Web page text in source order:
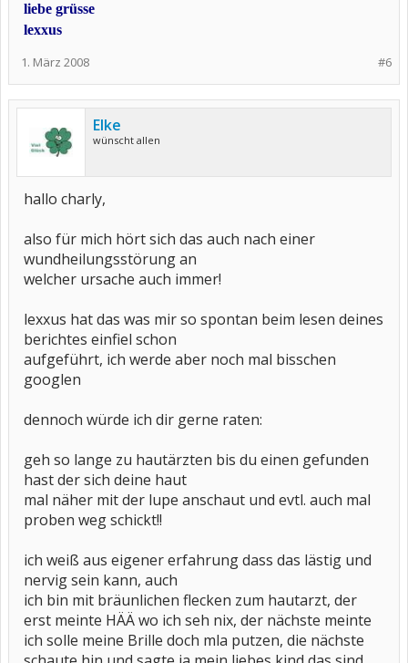
liebe grüsse
lexxus
#6
1. März 2008
Elke
wünscht allen
hallo charly,
also für mich hört sich das auch nach einer
wundheilungsstörung an
welcher ursache auch immer!
lexxus hat das was mir so spontan beim lesen deines
berichtes einfiel schon
aufgeführt, ich werde aber noch mal bisschen
googlen
dennoch würde ich dir gerne raten:
geh so lange zu hautärzten bis du einen gefunden
hast der sich deine haut
mal näher mit der lupe anschaut und evtl. auch mal
proben weg schickt!!
ich weiß aus eigener erfahrung dass das lästig und
nervig sein kann, auch
ich bin mit bräunlichen flecken zum hautarzt, der
erst meinte HÄÄ wo ich seh nix, der nächste meinte
ich solle meine Brille doch mla putzen, die nächste